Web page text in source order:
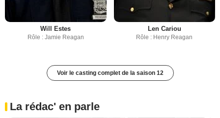
Will Estes
Rôle : Jamie Reagan
Len Cariou
Rôle : Henry Reagan
Voir le casting complet de la saison 12
La rédac' en parle